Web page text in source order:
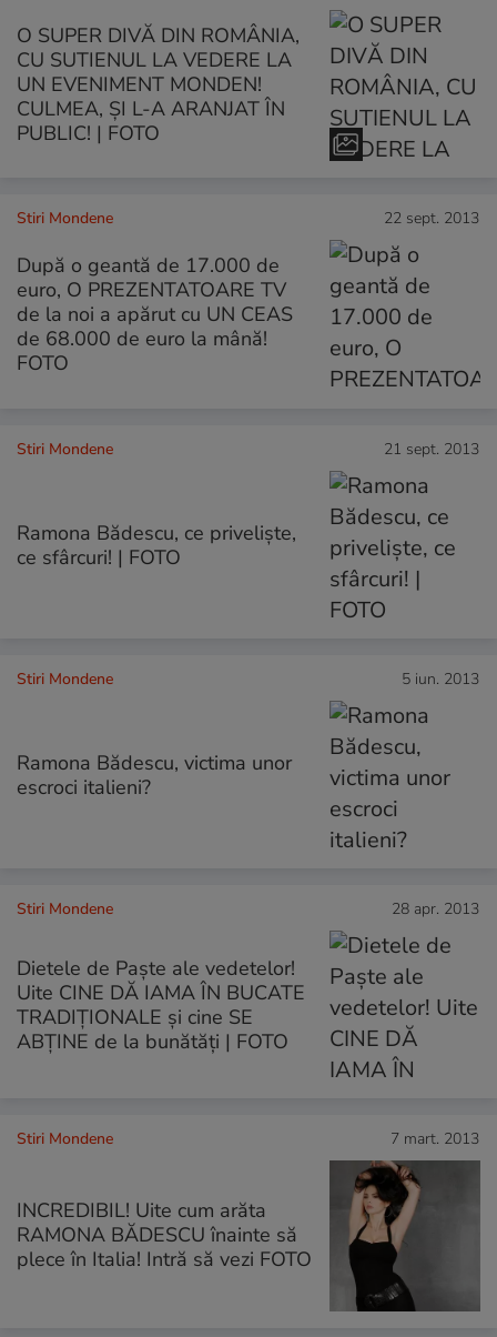
O SUPER DIVĂ DIN ROMÂNIA,
CU SUTIENUL LA VEDERE LA
UN EVENIMENT MONDEN!
CULMEA, ŞI L-A ARANJAT ÎN
PUBLIC! | FOTO
Stiri Mondene 22 sept. 2013
După o geantă de 17.000 de
euro, O PREZENTATOARE TV
de la noi a apărut cu UN CEAS
de 68.000 de euro la mână!
FOTO
Stiri Mondene 21 sept. 2013
Ramona Bădescu, ce privelişte,
ce sfârcuri! | FOTO
Stiri Mondene 5 iun. 2013
Ramona Bădescu, victima unor
escroci italieni?
Stiri Mondene 28 apr. 2013
Dietele de Paşte ale vedetelor!
Uite CINE DĂ IAMA ÎN BUCATE
TRADIŢIONALE şi cine SE
ABŢINE de la bunătăţi | FOTO
Stiri Mondene 7 mart. 2013
INCREDIBIL! Uite cum arăta
RAMONA BĂDESCU înainte să
plece în Italia! Intră să vezi FOTO